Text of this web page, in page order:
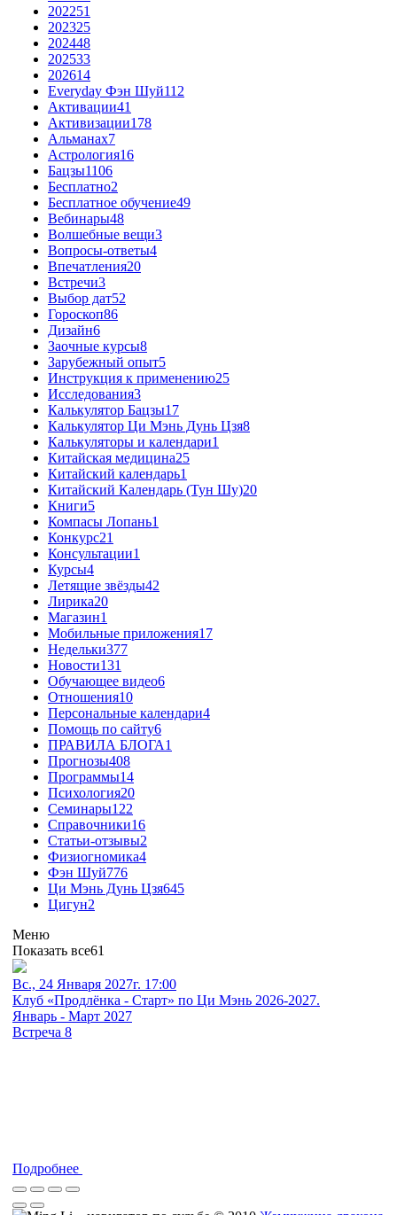
202251
202325
202448
202533
202614
Everyday Фэн Шуй112
Активации41
Активизации178
Альманах7
Астрология16
Бацзы1106
Бесплатно2
Бесплатное обучение49
Вебинары48
Волшебные вещи3
Вопросы-ответы4
Впечатления20
Встречи3
Выбор дат52
Гороскоп86
Дизайн6
Заочные курсы8
Зарубежный опыт5
Инструкция к применению25
Исследования3
Калькулятор Бацзы17
Калькулятор Ци Мэнь Дунь Цзя8
Калькуляторы и календари1
Китайская медицина25
Китайский календарь1
Китайский Календарь (Тун Шу)20
Книги5
Компасы Лопань1
Конкурс21
Консультации1
Курсы4
Летящие звёзды42
Лирика20
Магазин1
Мобильные приложения17
Недельки377
Новости131
Обучающее видео6
Отношения10
Персональные календари4
Помощь по сайту6
ПРАВИЛА БЛОГА1
Прогнозы408
Программы14
Психология20
Семинары122
Справочники16
Статьи-отзывы2
Физиогномика4
Фэн Шуй776
Ци Мэнь Дунь Цзя645
Цигун2
Меню
Показать все61
Вс., 24 Января 2027г. 17:00
Клуб «Продлёнка - Старт» по Ци Мэнь 2026-2027.
Январь - Март 2027
Встреча 8
Подробнее